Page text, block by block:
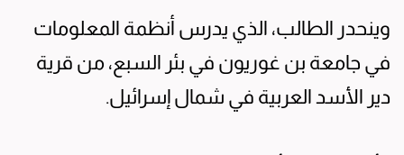
وينحدر الطالب، الذي يدرس أنظمة المعلومات
في جامعة بن غوريون في بئر السبع، من قرية
دير الأسد العربية في شمال إسرائيل.